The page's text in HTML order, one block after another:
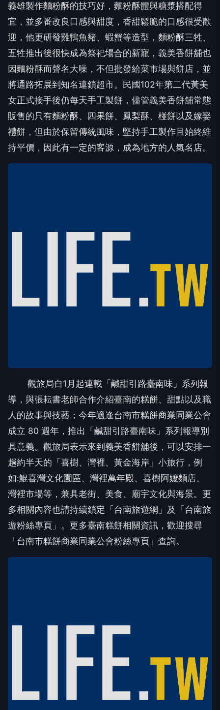
義雄製作麵粉酥的技巧好，麵粉酥體與糖漿搭配得
宜，並多番改良口感與甜度，香甜鬆脆的口感很受歡
迎，他更研發雞鴨魚豬、蝦蟹等造型，麵粉酥三牲、
五牲推出後很快成為祭祀場合的新寵，義美香餅舖也
因麵粉酥而聲名大噪，不但批發給菜市場與餅店，並
將通路拓展到知名連鎖超市。民國102年第二代黃美
女正式接手後仍每天手工製餅，儘管義美香餅舖常態
販售的只有麵粉酥、四果餅、鳳梨酥、椪餅以及嫁娶
禮餅，但由於保留傳統風味，堅持手工製作且始終維
持平價，因此有一定的客源，成為地方的人氣名店。
觀旅局自1月起連載「鹹甜引路臺南味」系列報
導，與張耘書老師合作介紹臺南的糕餅、甜點以及職
人的故事與技藝；今年適逢台南市糕餅商業同業公會
成立 80 週年，推出「鹹甜引路臺南味」系列報導別
具意義。觀旅局表示來到義美香餅舖後，可以安排一
趟約半天的「喜樹、灣裡、黃金海岸」小旅行，例
如:鯤喜灣文化園區、灣裡萬年殿、喜樹阿嬤麵店、
灣裡市場等，兼具老街、美食、廟宇文化與海景。更
多相關內容也請持續鎖定「台南旅遊網」及「台南旅
遊粉絲專頁」。更多臺南糕餅相關資訊，歡迎搜尋
「台南市糕餅商業同業公會粉絲專頁」查詢。